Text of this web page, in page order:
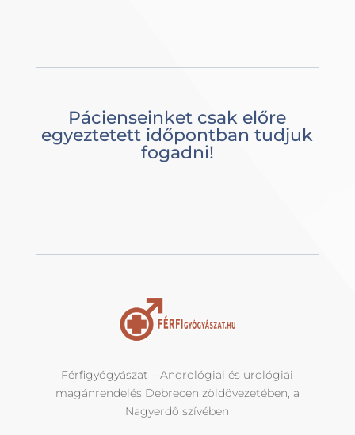
Pácienseinket csak előre
egyeztetett időpontban tudjuk
fogadni!
Férfigyógyászat – Andrológiai és urológiai
magánrendelés Debrecen zöldövezetében, a
Nagyerdő szívében